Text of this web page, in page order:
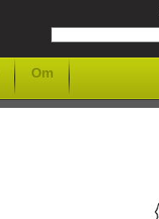
Om